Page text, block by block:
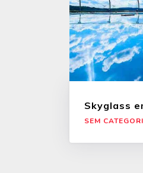
Skyglass
SEM